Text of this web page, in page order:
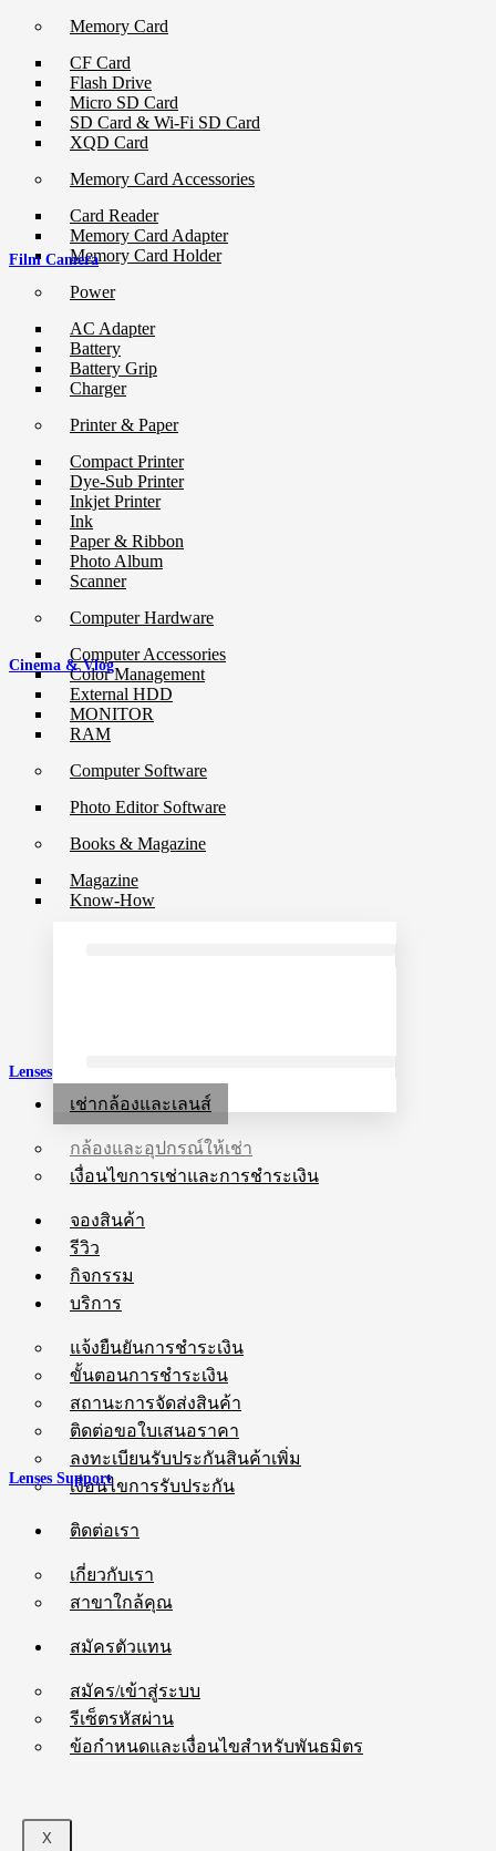
Memory Card
CF Card
Flash Drive
Micro SD Card
SD Card & Wi-Fi SD Card
XQD Card
Memory Card Accessories
Card Reader
Memory Card Adapter
Memory Card Holder
Power
AC Adapter
Battery
Battery Grip
Charger
Printer & Paper
Compact Printer
Dye-Sub Printer
Inkjet Printer
Ink
Paper & Ribbon
Photo Album
Scanner
Computer Hardware
Computer Accessories
Color Management
External HDD
MONITOR
RAM
Computer Software
Photo Editor Software
Books & Magazine
Magazine
Know-How
เช่ากล้องและเลนส์
กล้องและอุปกรณ์ให้เช่า
เงื่อนไขการเช่าและการชำระเงิน
จองสินค้า
รีวิว
กิจกรรม
บริการ
แจ้งยืนยันการชำระเงิน
ขั้นตอนการชำระเงิน
สถานะการจัดส่งสินค้า
ติดต่อขอใบเสนอราคา
ลงทะเบียนรับประกันสินค้าเพิ่ม
เงื่อนไขการรับประกัน
ติดต่อเรา
เกี่ยวกับเรา
สาขาใกล้คุณ
สมัครตัวแทน
สมัคร/เข้าสู่ระบบ
รีเซ็ตรหัสผ่าน
ข้อกำหนดและเงื่อนไขสำหรับพันธมิตร
X
Film Camera
Cinema & Vlog
Lenses
Lenses Support